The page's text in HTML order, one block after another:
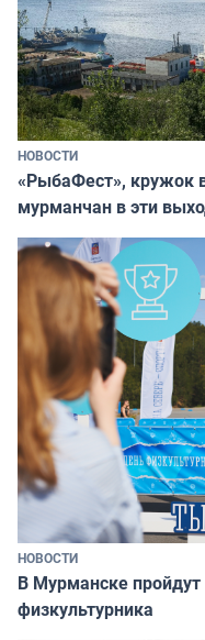
НОВОСТИ
«РыбаФест», кружок
мурманчан в эти
НОВОСТИ
В Мурманске
физкультурника